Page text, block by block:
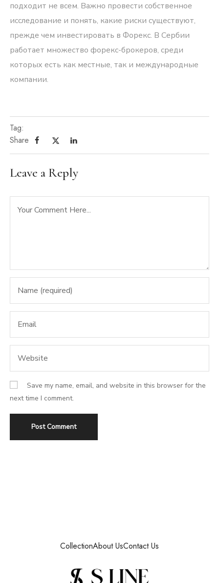
подходит не всем. Важно провести собственное
исследование и понять, какие риски существуют,
прежде чем инвестировать в Форекс. В Сербии
работает множество форекс-брокеров, среди
которых есть как местные, так и международные
компании.
Tag:
Share
Leave a Reply
Save my name, email, and website in this browser for the
next time I comment.
CollectionAbout UsContact Us